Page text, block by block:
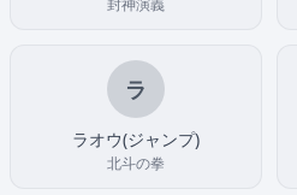
封神演義
ラ
ラオウ(ジャンプ)
北斗の拳